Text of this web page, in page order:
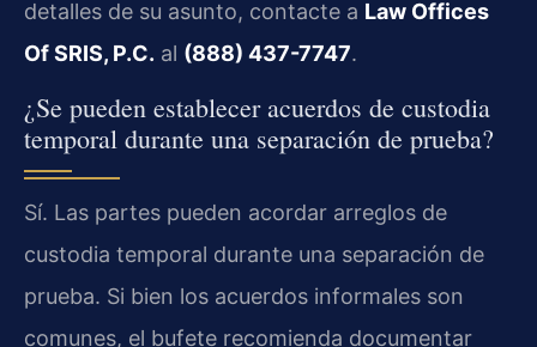
detalles de su asunto, contacte a Law Offices
Of SRIS, P.C. al (888) 437-7747.
¿Se pueden establecer acuerdos de custodia
temporal durante una separación de prueba?
Sí. Las partes pueden acordar arreglos de
custodia temporal durante una separación de
prueba. Si bien los acuerdos informales son
comunes, el bufete recomienda documentar